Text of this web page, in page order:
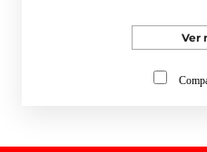
Ver